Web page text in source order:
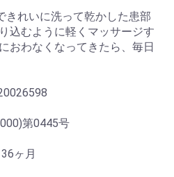
きれいに洗って乾かした患部
込むように軽くマッサージす
おわなくなってきたら、毎日
第0445号
ヶ月